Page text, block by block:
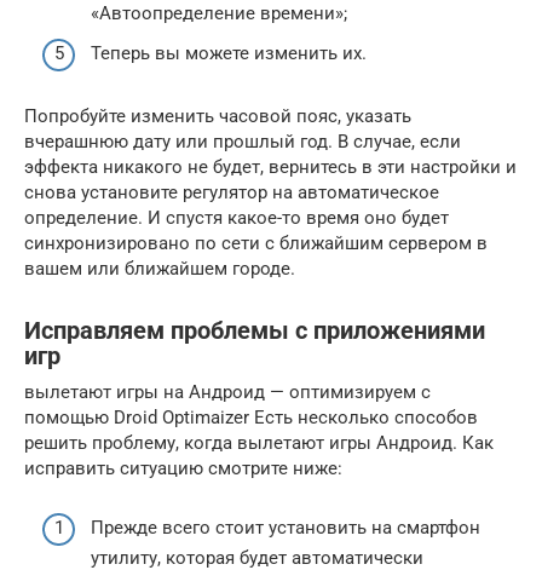
«Автоопределение времени»;
Теперь вы можете изменить их.
Попробуйте изменить часовой пояс, указать
вчерашнюю дату или прошлый год. В случае, если
эффекта никакого не будет, вернитесь в эти настройки и
снова установите регулятор на автоматическое
определение. И спустя какое-то время оно будет
синхронизировано по сети с ближайшим сервером в
вашем или ближайшем городе.
Исправляем проблемы с приложениями
игр
вылетают игры на Андроид — оптимизируем с
помощью Droid Optimaizer Есть несколько способов
решить проблему, когда вылетают игры Андроид. Как
исправить ситуацию смотрите ниже:
Прежде всего стоит установить на смартфон
утилиту, которая будет автоматически